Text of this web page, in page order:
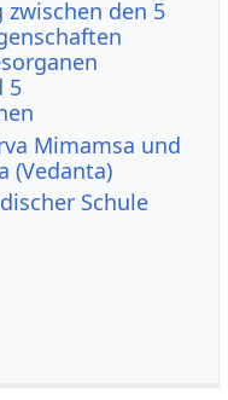
den 5
5
Mimamsa und
(Vedanta)
Schule